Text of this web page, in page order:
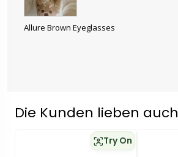
Allure Brown Eyeglasses
Die Kunden lieben auch
Try On